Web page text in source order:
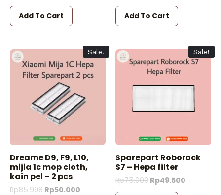
Add To Cart Add To Cart
Sale!
Dreame D9, F9, L10,
mijia 1c mop cloth,
kain pel – 2 pcs
Rp85.998 Rp50.000
Sale!
Sparepart Roborock
S7 – Hepa filter
Rp75.000 Rp49.500